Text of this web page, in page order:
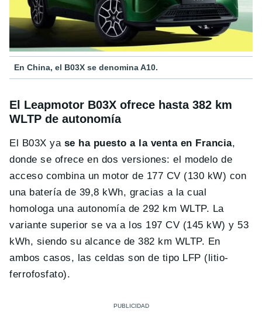
En China, el B03X se denomina A10.
El Leapmotor B03X ofrece hasta 382 km
WLTP de autonomía
El B03X ya se ha puesto a la venta en Francia,
donde se ofrece en dos versiones: el modelo de
acceso combina un motor de 177 CV (130 kW) con
una batería de 39,8 kWh, gracias a la cual
homologa una autonomía de 292 km WLTP. La
variante superior se va a los 197 CV (145 kW) y 53
kWh, siendo su alcance de 382 km WLTP. En
ambos casos, las celdas son de tipo LFP (litio-
ferrofosfato).